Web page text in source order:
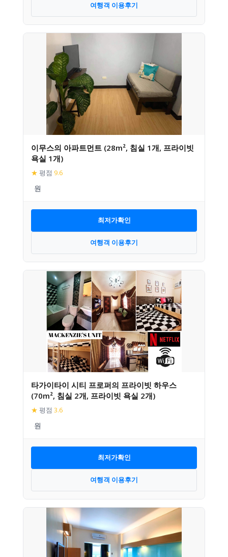
여행객 이용후기
이무스의 아파트먼트 (28m², 침실 1개, 프라이빗
욕실 1개)
★ 평점 9.6
최저가확인
여행객 이용후기
타가이타이 시티 프로퍼의 프라이빗 하우스
(70m², 침실 2개, 프라이빗 욕실 2개)
★ 평점 3.6
최저가확인
여행객 이용후기